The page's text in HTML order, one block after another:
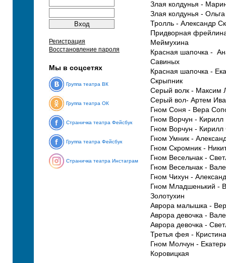
Регистрация
Восстановление пароля
Мы в соцсетях
Группа театра ВК
Группа театра ОК
Страничка театра Фейсбук
Группа театра Фейсбук
Страничка театра Инстаграм
Злая колдунья -
Злая колдунья -
Тролль - Александр
Придворная
Меймухина
Красная шапочка -
Савиных
Красная шапочка -
Скрыпник
Серый волк - Максим
Серый вол- Артем
Гном Соня - Вера
Гном Ворчун - Кирилл
Гном Ворчун - Кирилл
Гном Умник -
Гном Скромник -
Гном Весельчак -
Гном Весельчак -
Гном Чихун -
Гном Младшенький -
Золотухин
Аврора малышка -
Аврора девочка -
Аврора девочка -
Третья фея -
Гном Молчун -
Коровицкая